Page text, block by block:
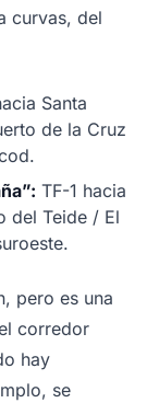
curvas, del
Santa
de la Cruz
TF-1 hacia
del Teide / El
pero es una
corredor
hay
se